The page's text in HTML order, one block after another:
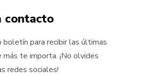
contacto
boletín para recibir las últimas
te importa. ¡No olvides
redes sociales!